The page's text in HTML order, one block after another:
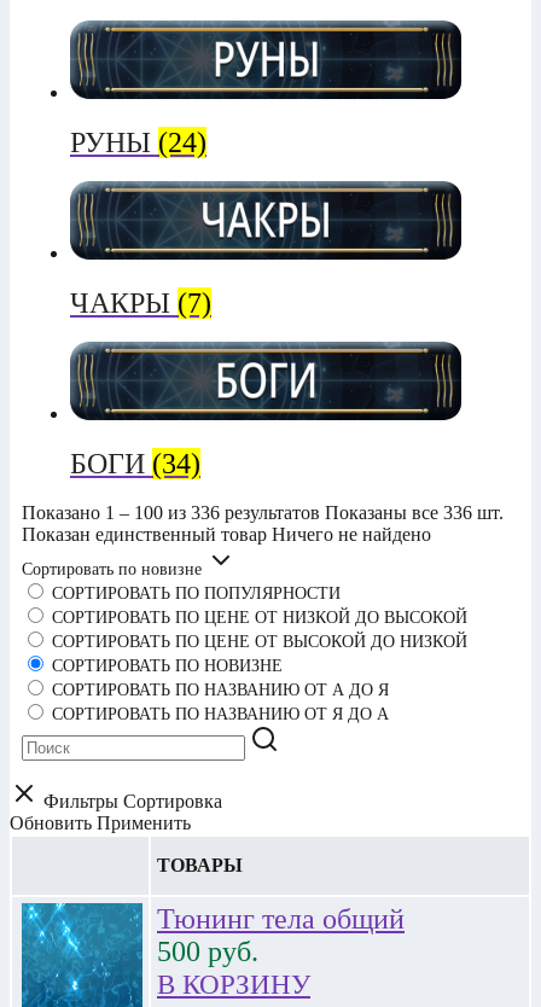
РУНЫ (24)
ЧАКРЫ (7)
БОГИ (34)
Показано 1 – 100 из 336 результатов Показаны все 336 шт.
Показан единственный товар Ничего не найдено
Сортировать по новизне
СОРТИРОВАТЬ ПО ПОПУЛЯРНОСТИ
СОРТИРОВАТЬ ПО ЦЕНЕ ОТ НИЗКОЙ ДО ВЫСОКОЙ
СОРТИРОВАТЬ ПО ЦЕНЕ ОТ ВЫСОКОЙ ДО НИЗКОЙ
СОРТИРОВАТЬ ПО НОВИЗНЕ
СОРТИРОВАТЬ ПО НАЗВАНИЮ ОТ А ДО Я
СОРТИРОВАТЬ ПО НАЗВАНИЮ ОТ Я ДО А
Фильтры Сортировка
Обновить Применить
ТОВАРЫ
Тюнинг тела общий
500 руб.
В КОРЗИНУ